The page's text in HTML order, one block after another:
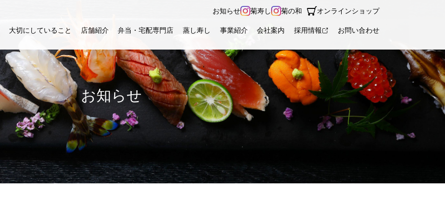
お知らせ 菊寿し 菊の和 オンラインショップ
大切にしていること 店舗紹介 弁当・宅配専門店 蒸し寿し 事業紹介 会社案内 採用情報 お問い合わせ
お知らせ